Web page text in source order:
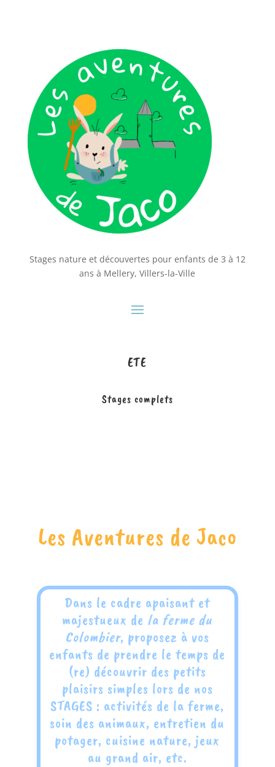
Stages nature et découvertes pour enfants de 3 à 12
ans à Mellery, Villers-la-Ville
ETE
Stages complets
Les Aventures de Jaco
Dans le cadre apaisant et
majestueux de la ferme du
Colombier, proposez à vos
enfants de prendre le temps de
(re) découvrir des petits
plaisirs simples lors de nos
STAGES : activités de la ferme,
soin des animaux, entretien du
potager, cuisine nature, jeux
au grand air, etc.